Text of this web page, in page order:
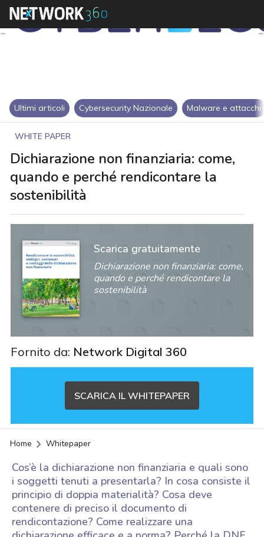
Ultimi articoli Cybersecurity Nazionale Malware e attacchi
WHITE PAPER
Dichiarazione non finanziaria: come,
quando e perché rendicontare la
sostenibilità
Scarica gratuitamente
Dichiarazione non finanziaria: come,
quando e perché rendicontare la
sostenibilità
Fornito da: Network Digital 360
SCARICA IL WHITEPAPER
Home Whitepaper
Cos’è la dichiarazione non finanziaria e quali sono
i soggetti tenuti a presentarla? In cosa consiste il
principio di doppia materialità? Cosa deve
contenere di preciso il documento di
rendicontazione? Come realizzare una